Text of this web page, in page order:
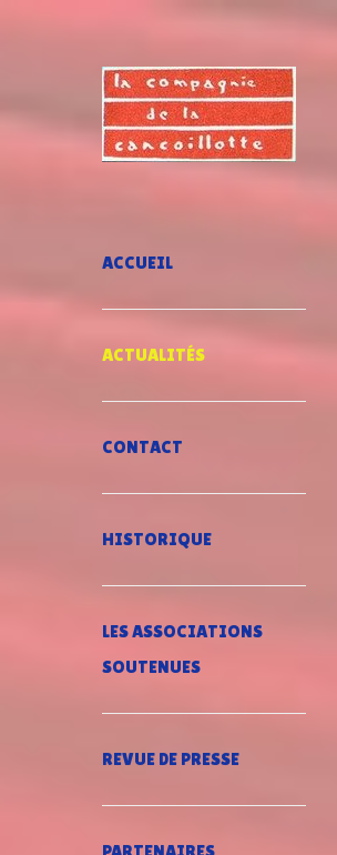
ACCUEIL
ACTUALITÉS
CONTACT
HISTORIQUE
LES ASSOCIATIONS
SOUTENUES
REVUE DE PRESSE